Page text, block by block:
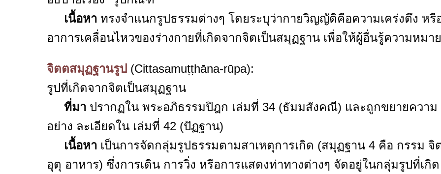
เนื้อหา ทรงจำแนกรูปธรรมต่างๆ โดยระบุว่ากายวิญญัติคือความเคร่งตึง หรื
อาการเคลื่อนไหวของร่างกายที่เกิดจากจิตเป็นสมุฏฐาน เพื่อให้ผู้อื่นรู้ความหมาย
จิตตสมุฏฐานรูป (Cittasamuṭṭhāna-rūpa):
รูปที่เกิดจากจิตเป็นสมุฏฐาน
ที่มา ปรากฏใน พระอภิธรรมปิฎก เล่มที่ 34 (ธัมมสังคณี) และถูกขยายความ
อย่าง ละเอียดใน เล่มที่ 42 (ปัฏฐาน)
เนื้อหา เป็นการจัดกลุ่มรูปธรรมตามสาเหตุการเกิด (สมุฏฐาน 4 คือ กรรม จิ
อุตุ อาหาร) ซึ่งการเดิน การวิ่ง หรือการแสดงท่าทางต่างๆ จัดอยู่ในกลุ่มรูปที่เกิด